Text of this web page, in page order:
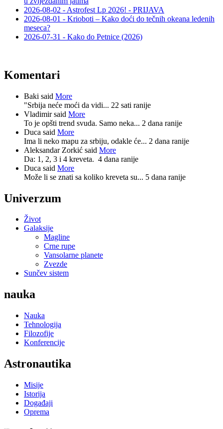
2026-08-02 - Astrofest Lp 2026! - PRIJAVA
2026-08-01 - Krioboti – Kako doći do tečnih okeana ledenih
meseca?
2026-07-31 - Kako do Petnice (2026)
Komentari
Baki said More
"Srbija neće moći da vidi... 22 sati ranije
Vladimir said More
To je opšti trend svuda. Samo neka... 2 dana ranije
Duca said More
Ima li neko mapu za srbiju, odakle će... 2 dana ranije
Aleksandar Zorkić said More
Da: 1, 2, 3 i 4 kreveta. 4 dana ranije
Duca said More
Može li se znati sa koliko kreveta su... 5 dana ranije
Univerzum
Život
Galaksije
Magline
Crne rupe
Vansolarne planete
Zvezde
Sunčev sistem
nauka
Nauka
Tehnologija
Filozofije
Konferencije
Astronautika
Misije
Istorija
Događaji
Oprema